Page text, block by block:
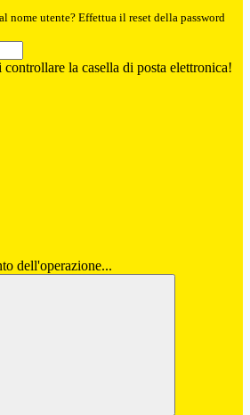
nome utente? Effettua il reset della password
la casella di posta elettronica!
dell'operazione...